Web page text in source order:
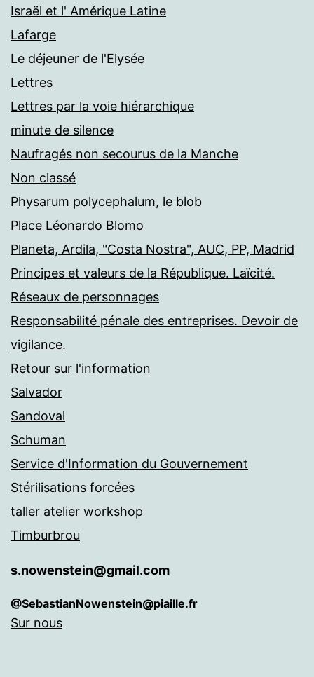
Israël et l' Amérique Latine
Lafarge
Le déjeuner de l'Elysée
Lettres
Lettres par la voie hiérarchique
minute de silence
Naufragés non secourus de la Manche
Non classé
Physarum polycephalum, le blob
Place Léonardo Blomo
Planeta, Ardila, "Costa Nostra", AUC, PP, Madrid
Principes et valeurs de la République. Laïcité.
Réseaux de personnages
Responsabilité pénale des entreprises. Devoir de
vigilance.
Retour sur l'information
Salvador
Sandoval
Schuman
Service d'Information du Gouvernement
Stérilisations forcées
taller atelier workshop
Timburbrou
s.nowenstein@gmail.com
@SebastianNowenstein@piaille.fr
Sur nous